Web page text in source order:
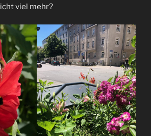
viel mehr?